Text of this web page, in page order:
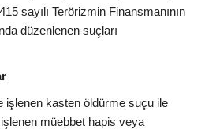
sayılı Terörizmin Finansmanının
düzenlenen suçları
işlenen kasten öldürme suçu ile
müebbet hapis veya